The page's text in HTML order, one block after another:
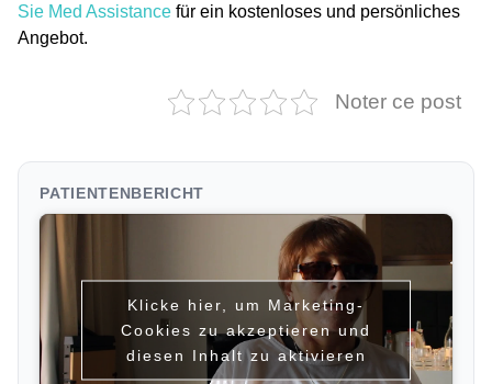
Sie Med Assistance für ein kostenloses und persönliches
Angebot.
Noter ce post
PATIENTENBERICHT
Klicke hier, um Marketing-
Cookies zu akzeptieren und
diesen Inhalt zu aktivieren